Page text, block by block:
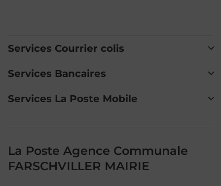
Services Courrier colis
Services Bancaires
Services La Poste Mobile
La Poste Agence Communale
FARSCHVILLER MAIRIE